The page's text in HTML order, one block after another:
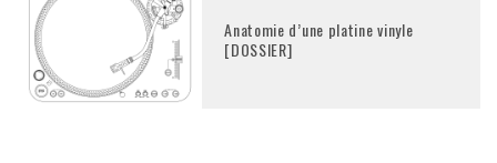
Anatomie d’une platine vinyle
[DOSSIER]